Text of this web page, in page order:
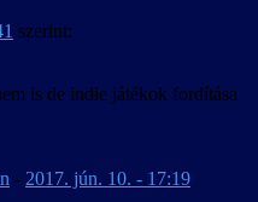
szerint:
is de indie játékok fordítása
- 2017. jún. 10. - 17:19